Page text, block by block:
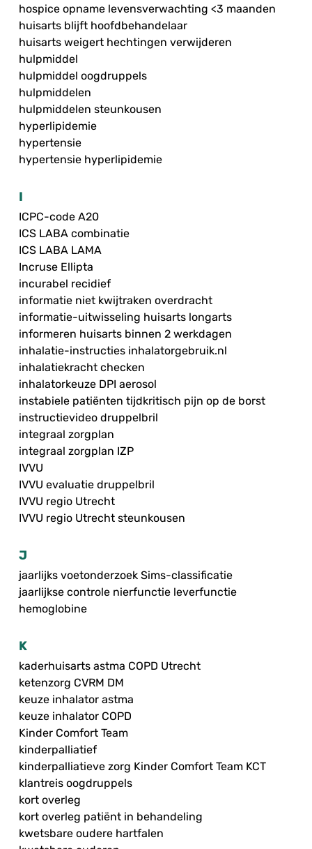
hospice opname levensverwachting <3 maanden
huisarts blijft hoofdbehandelaar
huisarts weigert hechtingen verwijderen
hulpmiddel
hulpmiddel oogdruppels
hulpmiddelen
hulpmiddelen steunkousen
hyperlipidemie
hypertensie
hypertensie hyperlipidemie
I
ICPC-code A20
ICS LABA combinatie
ICS LABA LAMA
Incruse Ellipta
incurabel recidief
informatie niet kwijtraken overdracht
informatie-uitwisseling huisarts longarts
informeren huisarts binnen 2 werkdagen
inhalatie-instructies inhalatorgebruik.nl
inhalatiekracht checken
inhalatorkeuze DPI aerosol
instabiele patiënten tijdkritisch pijn op de borst
instructievideo druppelbril
integraal zorgplan
integraal zorgplan IZP
IVVU
IVVU evaluatie druppelbril
IVVU regio Utrecht
IVVU regio Utrecht steunkousen
J
jaarlijks voetonderzoek Sims-classificatie
jaarlijkse controle nierfunctie leverfunctie
hemoglobine
K
kaderhuisarts astma COPD Utrecht
ketenzorg CVRM DM
keuze inhalator astma
keuze inhalator COPD
Kinder Comfort Team
kinderpalliatief
kinderpalliatieve zorg Kinder Comfort Team KCT
klantreis oogdruppels
kort overleg
kort overleg patiënt in behandeling
kwetsbare oudere hartfalen